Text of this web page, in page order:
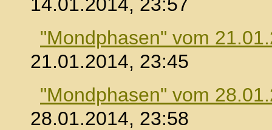
"Mondphasen" vom
21.01.2014, 23:45
"Mondphasen" vom
28.01.2014, 23:58